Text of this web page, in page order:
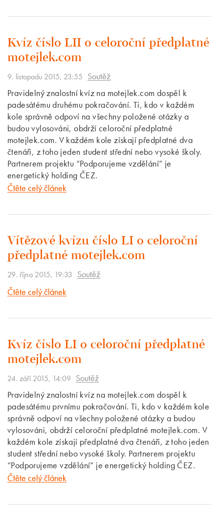
Kvíz číslo LII o celoroční předplatné
motejlek.com
9. listopadu 2015, 23:55 Soutěž
Pravidelný znalostní kvíz na motejlek.com dospěl k
padesátému druhému pokračování. Ti, kdo v každém
kole správně odpoví na všechny položené otázky a
budou vylosováni, obdrží celoroční předplatné
motejlek.com. V každém kole získají předplatné dva
čtenáři, z toho jeden student střední nebo vysoké školy.
Partnerem projektu “Podporujeme vzdělání” je
energetický holding ČEZ.
Čtěte celý článek
Vítězové kvízu číslo LI o celoroční
předplatné motejlek.com
29. října 2015, 19:33 Soutěž
Čtěte celý článek
Kvíz číslo LI o celoroční předplatné
motejlek.com
24. září 2015, 14:09 Soutěž
Pravidelný znalostní kvíz na motejlek.com dospěl k
padesátému prvnímu pokračování. Ti, kdo v každém kole
správně odpoví na všechny položené otázky a budou
vylosováni, obdrží celoroční předplatné motejlek.com. V
každém kole získají předplatné dva čtenáři, z toho jeden
student střední nebo vysoké školy. Partnerem projektu
“Podporujeme vzdělání” je energetický holding ČEZ.
Čtěte celý článek